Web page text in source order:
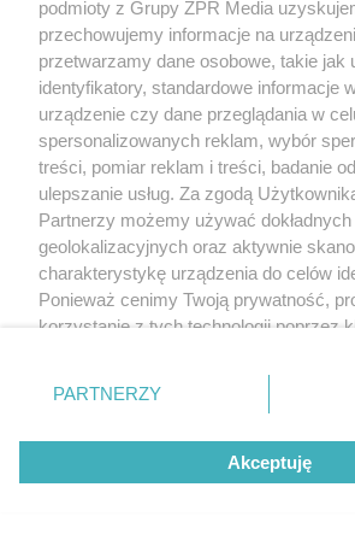
Awaryjne otwieranie bramy
podmioty z Grupy ZPR Media
przechowujemy informacje na
przetwarzamy dane osobowe, takie jak
identyfikatory, standardowe informacje
urządzenie czy dane przeglądania w
spersonalizowanych reklam, wybór
treści, pomiar reklam i treści, badanie
ulepszanie usług. Za zgodą
Partnerzy możemy używać
geolokalizacyjnych oraz aktywnie
charakterystykę urządzenia do celów
Ponieważ cenimy Twoją prywatność,
korzystanie z tych technologii poprzez
zmienić/wycofać klikając przycisk
znajdujący się w lewym dolnym rogu
rodzaje przetwarzania danych nie
użytkownika, ale masz prawo
przetwarzaniu. Preferencje będą miały
PARTNERZY
Akceptuję